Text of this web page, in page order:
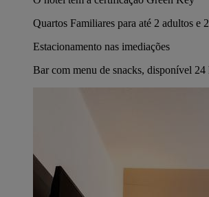
Quartos Familiares para até 2 adultos e
Estacionamento nas imediações
Bar com menu de snacks, disponível 24